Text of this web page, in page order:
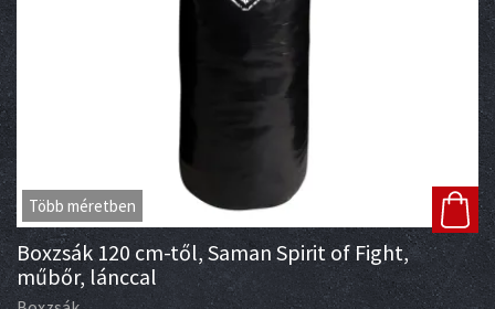
Több méretben
Boxzsák 120 cm-től, Saman Spirit of Fight,
műbőr, lánccal